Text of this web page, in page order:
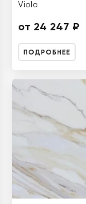
Viola
от 24 247 ₽
ПОДРОБНЕЕ